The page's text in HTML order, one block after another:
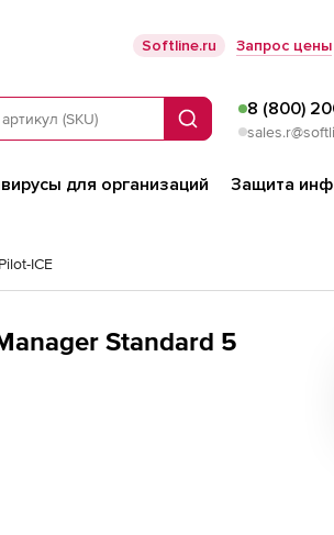
Softline.ru Запрос цены
Поиск
8 (800)
для организаций Защита
Pilot-ICE
Standard 5